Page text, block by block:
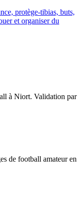
protège-tibias, buts,
et organiser du
à Niort. Validation par
de football amateur en